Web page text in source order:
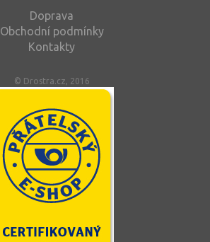
Doprava
Obchodní podmínky
Kontakty
© Drostra.cz, 2016